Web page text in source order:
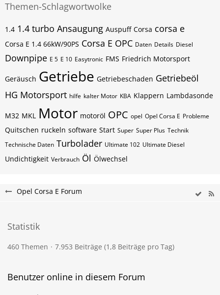
Themen-Schlagwortwolke
1.4 1.4 turbo Ansaugung Auspuff Corsa corsa e
Corsa E 1.4 66kW/90PS Corsa E OPC Daten Details Diesel
Downpipe E 5 E 10 Easytronic FMS Friedrich Motorsport
Geräusch Getriebe Getriebeschaden Getriebeöl
HG Motorsport hilfe kalter Motor KBA Klappern Lambdasonde
M32 MKL Motor motoröl OPC opel Opel Corsa E Probleme
Quitschen ruckeln software Start Super Super Plus Technik
Technische Daten Turbolader Ultimate 102 Ultimate Diesel
Undichtigkeit Verbrauch Öl Ölwechsel
Opel Corsa E Forum
Statistik
460 Themen 7.953 Beiträge (1,8 Beiträge pro Tag)
Benutzer online in diesem Forum